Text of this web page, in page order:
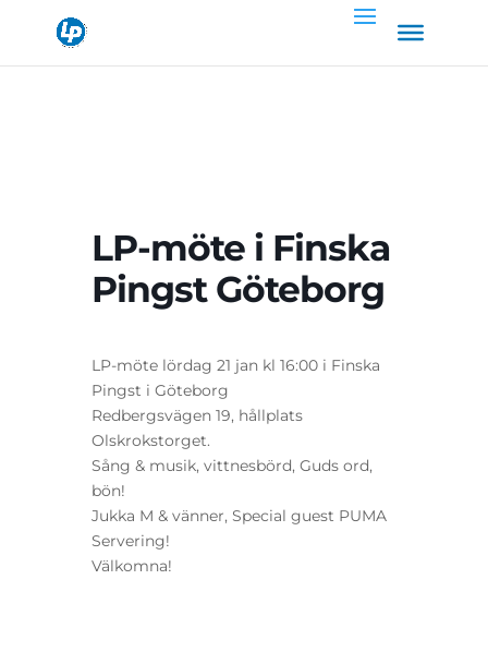
LP-möte i Finska
Pingst Göteborg
LP-möte lördag 21 jan kl 16:00 i Finska
Pingst i Göteborg
Redbergsvägen 19, hållplats
Olskrokstorget.
Sång & musik, vittnesbörd, Guds ord,
bön!
Jukka M & vänner, Special guest PUMA
Servering!
Välkomna!